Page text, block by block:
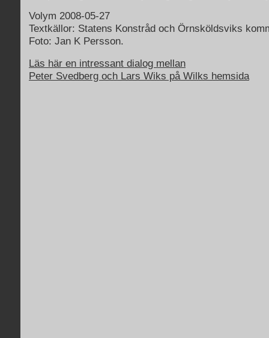
Volym 2008-05-27
Textkällor: Statens Konstråd och Örnsköldsviks
Foto: Jan K Persson.
Läs här en intressant dialog mellan
Peter Svedberg och Lars Wiks på Wilks hemsida